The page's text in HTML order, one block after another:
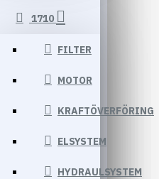
1710
FILTER
MOTOR
KRAFTÖVERFÖRING
ELSYSTEM
HYDRAULSYSTEM